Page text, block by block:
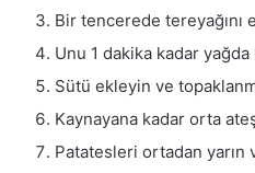
Bir tencerede tereyağını
Unu 1 dakika kadar
Sütü ekleyin ve
Kaynayana kadar orta
Patatesleri ortadan yarın